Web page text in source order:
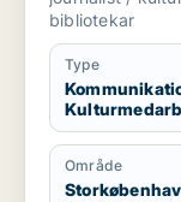
bibliotekar
Type
Område